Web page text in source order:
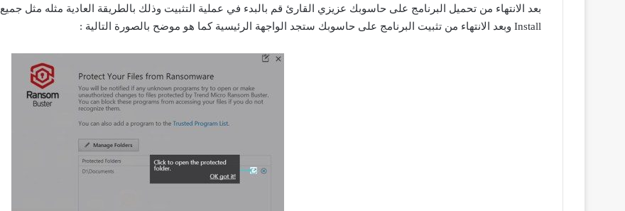
بعد الانتهاء من تحميل البرنامج على حاسوبك عزيزي القارئ قم بالبدء في عملية التثبيت وذلك بالطريقة العادية مثله مثل جميع
Install وبعد الانتهاء من تثبيت البرنامج على حاسوبك ستجد الواجهة الرئيسية كما هو موضح بالصورة التالية :